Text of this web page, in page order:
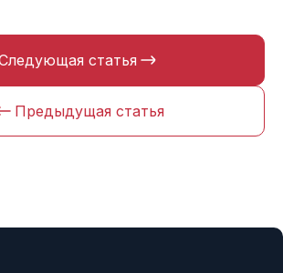
Предыдущая статья
статья